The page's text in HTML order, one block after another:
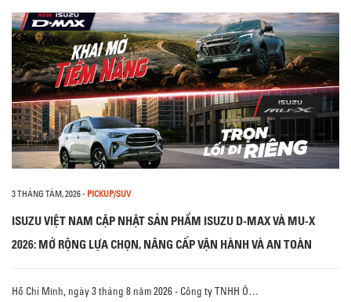
3 THÁNG TÁM, 2026- PICKUP/SUV
ISUZU VIỆT NAM CẬP NHẬT SẢN PHẨM ISUZU D-MAX VÀ MU-X
2026: MỞ RỘNG LỰA CHỌN, NÂNG CẤP VẬN HÀNH VÀ AN TOÀN
Hồ Chí Minh, ngày 3 tháng 8 năm 2026 - Công ty TNHH Ô…